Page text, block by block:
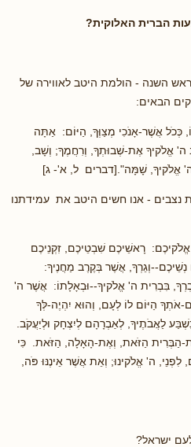
הברית האלוקית?
השנה - הולמת היטב לאווירה של
הבאים:
כְּכֹל אֲשֶׁר-אָנֹכִי מְצַוְּךָ, הַיּוֹם: אַתָּה
ה' אֱלֹקיךָ אֶת-שְׁבוּתְךָ, וְרִחֲמֶךָ; וְשָׁב,
אֱלֹקיךָ, שָׁמָּה".[דברים ל, א'- ג]
נצבים - אנו חשים היטב את עמידתנו
רָאשֵׁיכֶם שִׁבְטֵיכֶם, זִקְנֵיכֶם
וְגֵרְךָ, אֲשֶׁר בְּקֶרֶב מַחֲנֶיךָ:
בִּבְרִית ה' אֱלֹקיךָ--וּבְאָלָתוֹ: אֲשֶׁר ה'
אֹתְךָ הַיּוֹם לוֹ לְעָם, וְהוּא יִהְיֶה-לְּךָ
לַאֲבֹתֶיךָ, לְאַבְרָהָם לְיִצְחָק וּלְיַעֲקֹב.
הַבְּרִית הַזֹּאת, וְאֶת-הָאָלָה, הַזֹּאת. כִּי
ה' אֱלֹקינוּ; וְאֵת אֲשֶׁר אֵינֶנּוּ פֹּה,
ישראל?